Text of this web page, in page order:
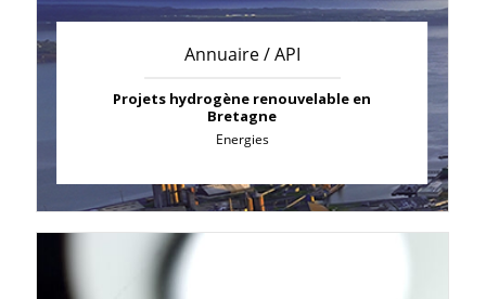
Annuaire / API
Projets hydrogène renouvelable en
Bretagne
Energies